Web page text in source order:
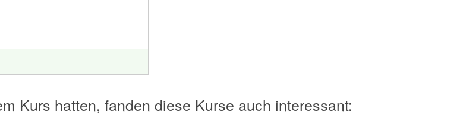
Kurs hatten, fanden diese Kurse auch interessant: